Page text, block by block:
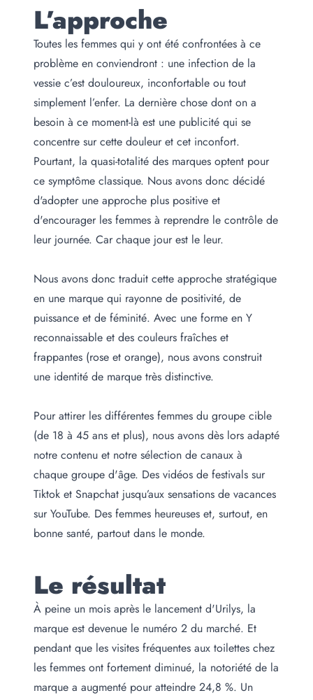
L’approche
Toutes les femmes qui y ont été confrontées à ce
problème en conviendront : une infection de la
vessie c’est douloureux, inconfortable ou tout
simplement l’enfer. La dernière chose dont on a
besoin à ce moment-là est une publicité qui se
concentre sur cette douleur et cet inconfort.
Pourtant, la quasi-totalité des marques optent pour
ce symptôme classique. Nous avons donc décidé
d'adopter une approche plus positive et
d'encourager les femmes à reprendre le contrôle de
leur journée. Car chaque jour est le leur.
Nous avons donc traduit cette approche stratégique
en une marque qui rayonne de positivité, de
puissance et de féminité. Avec une forme en Y
reconnaissable et des couleurs fraîches et
frappantes (rose et orange), nous avons construit
une identité de marque très distinctive.
Pour attirer les différentes femmes du groupe cible
(de 18 à 45 ans et plus), nous avons dès lors adapté
notre contenu et notre sélection de canaux à
chaque groupe d'âge. Des vidéos de festivals sur
Tiktok et Snapchat jusqu’aux sensations de vacances
sur YouTube. Des femmes heureuses et, surtout, en
bonne santé, partout dans le monde.
Le résultat
À peine un mois après le lancement d'Urilys, la
marque est devenue le numéro 2 du marché. Et
pendant que les visites fréquentes aux toilettes chez
les femmes ont fortement diminué, la notoriété de la
marque a augmenté pour atteindre 24,8 %. Un